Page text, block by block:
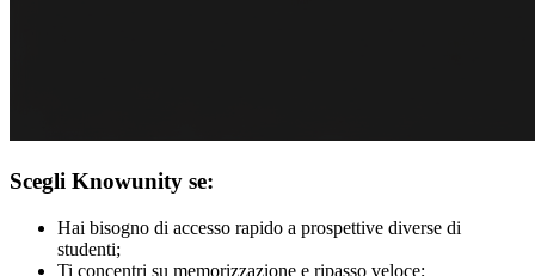
Scegli Knowunity se:
Hai bisogno di accesso rapido a prospettive diverse di
studenti;
Ti concentri su memorizzazione e ripasso veloce;